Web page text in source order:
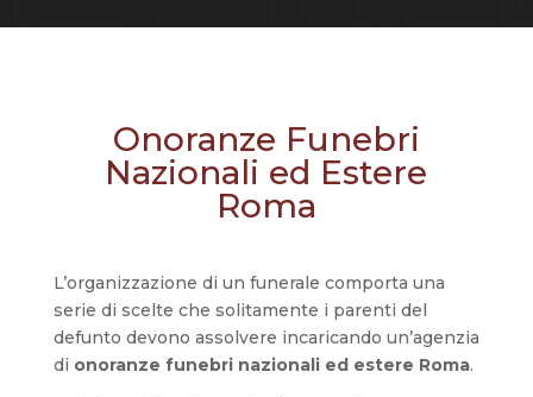
Onoranze Funebri
Nazionali ed Estere
Roma
L’organizzazione di un funerale comporta una
serie di scelte che solitamente i parenti del
defunto devono assolvere incaricando un’agenzia
di onoranze funebri nazionali ed estere Roma.